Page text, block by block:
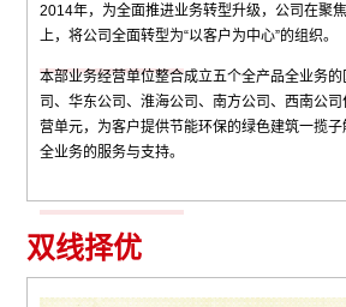
2014年，为全面推进业务转型升级，公司在聚
上，将公司全面转型为“以客户为中心”的组织。
本部业务经营单位整合成立五个全产品全业务
司、华东公司、淮海公司、南方公司、西南公
营单元，为客户提供节能环保的绿色建筑一揽
全业务的服务与支持。
双线择优